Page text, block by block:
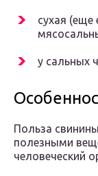
сухая (еще
у сальных
Польза
полезными
человеческий